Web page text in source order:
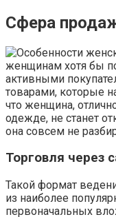
Сфера
женщинам хотя бы
активными
товарами, которые
что женщина,
одежде, не станет
она совсем не
Торговля через
Такой формат
из наиболее
первоначальных